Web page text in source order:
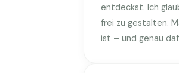
entdeckst. Ich
frei zu gestalten.
ist – und genau